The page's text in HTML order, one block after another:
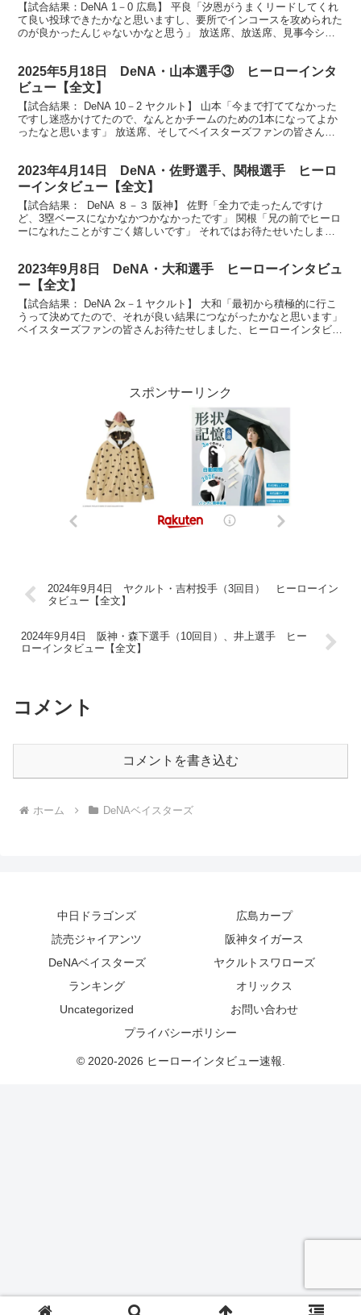
【試合結果：DeNA 1－0 広島】 平良「汐恩がうまくリードしてくれ
て良い投球できたかなと思いますし、要所でインコースを攻められた
のが良かったんじゃないかなと思う」 放送席、放送席、見事今シー
2025年5月18日 DeNA・山本選手③ ヒーローインタ
ビュー【全文】
【試合結果： DeNA 10－2 ヤクルト】 山本「今まで打ててなかった
ですし迷惑かけてたので、なんとかチームのための1本になってよか
ったなと思います」 放送席、そしてベイスターズファンの皆さん、
2023年4月14日 DeNA・佐野選手、関根選手 ヒーロ
ーインタビュー【全文】
【試合結果： DeNA ８－３ 阪神】 佐野「全力で走ったんですけ
ど、3塁ベースになかなかつかなかったです」 関根「兄の前でヒーロ
ーになれたことがすごく嬉しいです」 それではお待たせいたしまし
2023年9月8日 DeNA・大和選手 ヒーローインタビュ
ー【全文】
【試合結果： DeNA 2x－1 ヤクルト】 大和「最初から積極的に行こ
うって決めてたので、それが良い結果につながったかなと思います」
ベイスターズファンの皆さんお待たせしました、ヒーローインタビュ
スポンサーリンク
2024年9月4日 ヤクルト・吉村投手（3回目） ヒーローイン
タビュー【全文】
2024年9月4日 阪神・森下選手（10回目）、井上選手 ヒー
ローインタビュー【全文】
コメント
コメントを書き込む
ホーム DeNAベイスターズ
中日ドラゴンズ
広島カープ
読売ジャイアンツ
阪神タイガース
DeNAベイスターズ
ヤクルトスワローズ
ランキング
オリックス
Uncategorized
お問い合わせ
プライバシーポリシー
© 2020-2026 ヒーローインタビュー速報.